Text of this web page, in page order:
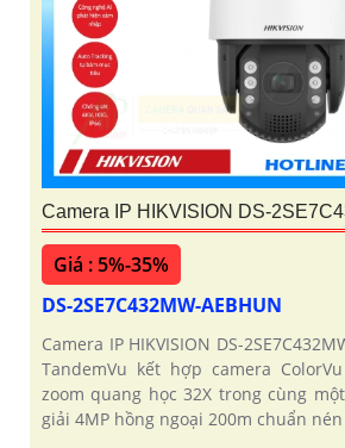
Camera IP HIKVISION DS-
Giá : 5%-35%
DS-2SE7C432MW-AEBHUN
Camera IP HIKVISION DS-
TandemVu kết hợp camera
zoom quang học 32X trong cùng
giải 4MP hồng ngoại 200m chuẩn nén